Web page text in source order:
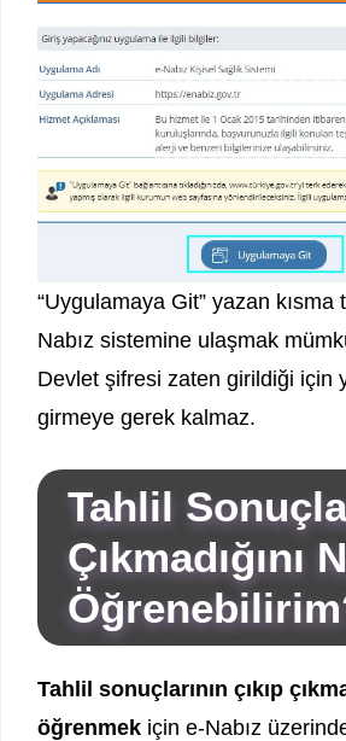
“Uygulamaya Git” yazan kısma
Nabız sistemine ulaşmak
Devlet şifresi zaten girildiği için
girmeye gerek kalmaz.
Tahlil
Çıkmadığını
Tahlil sonuçlarının çıkıp
öğrenmek için e-Nabız